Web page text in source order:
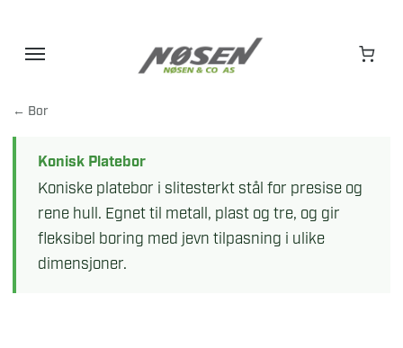
← Bor
Konisk Platebor
Koniske platebor i slitesterkt stål for presise og
rene hull. Egnet til metall, plast og tre, og gir
fleksibel boring med jevn tilpasning i ulike
dimensjoner.